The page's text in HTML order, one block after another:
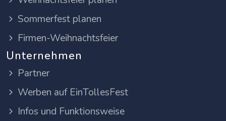
Sommerfest planen
Firmen-Weihnachtsfeier
Unternehmen
Partner
Werben auf EinTollesFest
Infos und Funktionsweise